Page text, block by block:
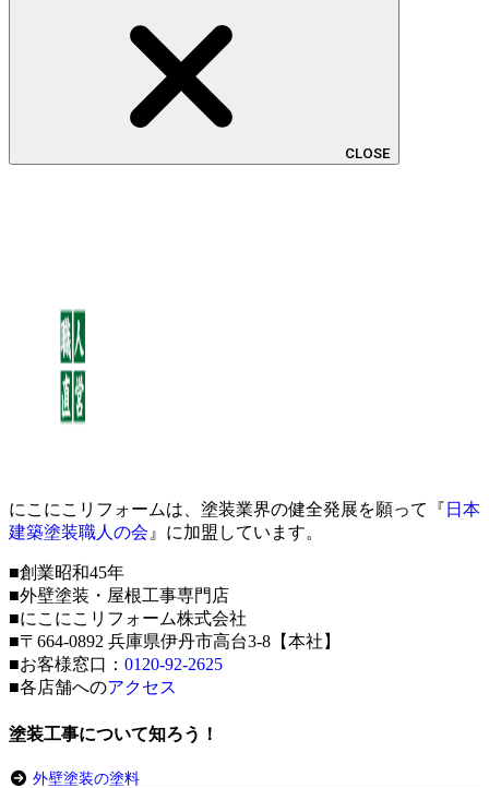
CLOSE
にこにこリフォームは、塗装業界の健全発展を願って『 日本
建築塗装職人の会 』に加盟しています。
■創業昭和45年
■外壁塗装・屋根工事専門店
■にこにこリフォーム株式会社
■〒664-0892 兵庫県伊丹市高台3-8【本社】
■お客様窓口： 0120-92-2625
■各店舗へのアクセス
塗装工事について知ろう！
外壁塗装の塗料